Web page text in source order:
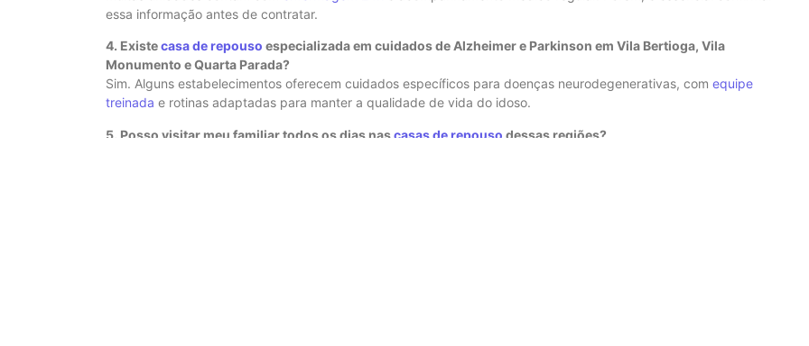
essa informação antes de contratar.
4. Existecasa de repouso especializada em cuidados de Alzheimer e Parkinson em Vila Bertioga, Vila
Monumento e Quarta Parada?
Sim. Alguns estabelecimentos oferecem cuidados específicos para doenças neurodegenerativas, com equipe
treinada e rotinas adaptadas para manter a qualidade de vida do idoso.
5. Posso visitar meu familiar todos os dias nascasas de repouso dessas regiões?